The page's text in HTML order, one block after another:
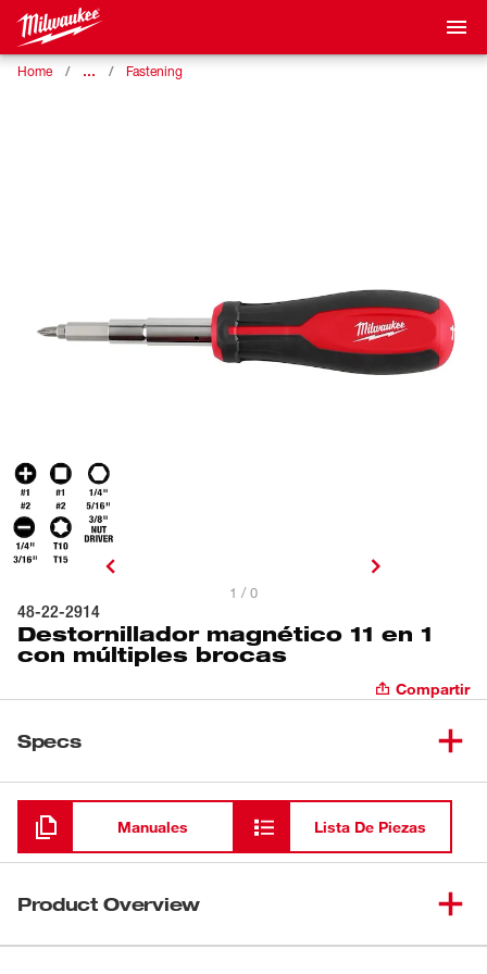
Home … Fastening
1 / 0
48-22-2914
Destornillador magnético 11 en 1
con múltiples brocas
Compartir
Specs
Cargando
Manuales Lista De Piezas
Product Overview